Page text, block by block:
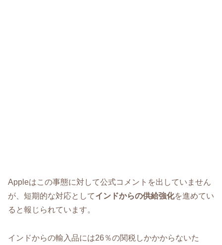
Appleはこの事態に対して公式コメントを出していません
が、短期的な対応としてインドからの供給強化を進めてい
ると報じられています。
インドからの輸入品には26％の関税しかかからないた